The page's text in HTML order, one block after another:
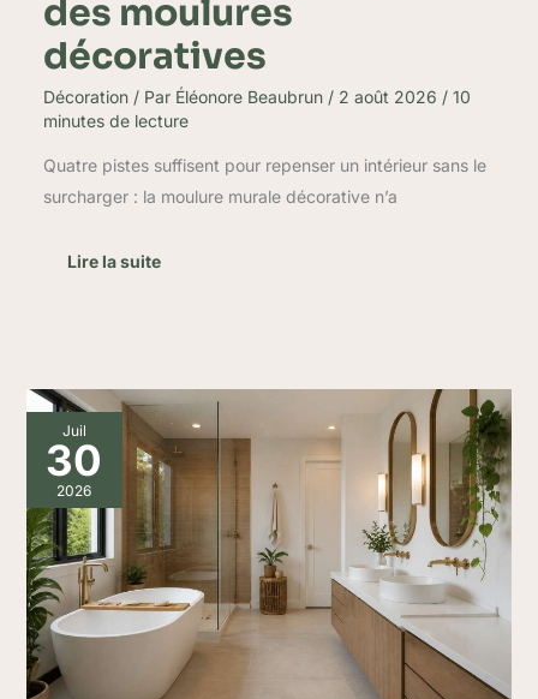
des moulures
décoratives
Décoration/ Par Éléonore Beaubrun / 2 août 2026 / 10
minutes de lecture
Quatre pistes suffisent pour repenser un intérieur sans le
surcharger : la moulure murale décorative n’a
Lire la suite
Juil
30
2026
10
astuces
déco
pour
votre
salle
de
bain